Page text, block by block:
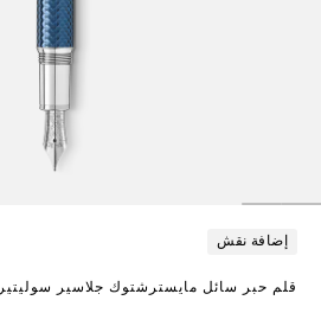
إضافة نقش
قلم حبر سائل مايسترشتوك جلاسير سوليتير